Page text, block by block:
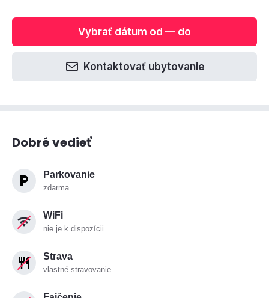
Vybrať dátum od — do
Kontaktovať ubytovanie
Dobré vedieť
Parkovanie
zdarma
WiFi
nie je k dispozícii
Strava
vlastné stravovanie